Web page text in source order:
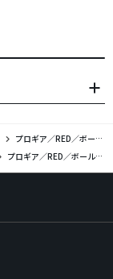
プロギア／RED／ボールの口コミ評価
プロギア／RED／ボールの口コミ評価